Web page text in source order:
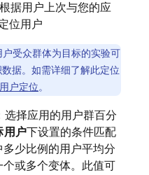
根据用户上次与您的应
位用户
受众群体为目标的实验可
据。如需详细了解此定位
用户定位。
选择应用的用户群百分
用户下设置的条件匹配
少比例的用户平均分
或多个变体。此值可